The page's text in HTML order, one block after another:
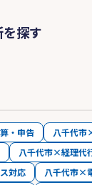
探す
・申告
八千代市
八千代市×経理代
対応
八千代市×